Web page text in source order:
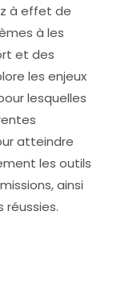
à effet de
à les
et des
les enjeux
lesquelles
atteindre
les outils
ainsi
réussies.